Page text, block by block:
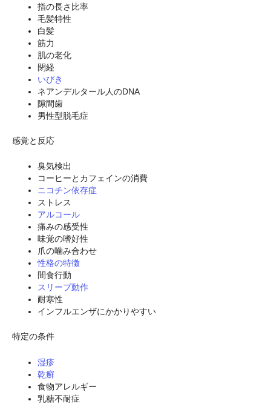
指の長さ比率
毛髪特性
白髪
筋力
肌の老化
閉経
いびき
ネアンデルタール人のDNA
隙間歯
男性型脱毛症
感覚と反応
臭気検出
コーヒーとカフェインの消費
ニコチン依存症
ストレス
アルコール
痛みの感受性
味覚の嗜好性
爪の噛み合わせ
性格の特徴
間食行動
スリープ動作
耐寒性
インフルエンザにかかりやすい
特定の条件
湿疹
乾癬
食物アレルギー
乳糖不耐症